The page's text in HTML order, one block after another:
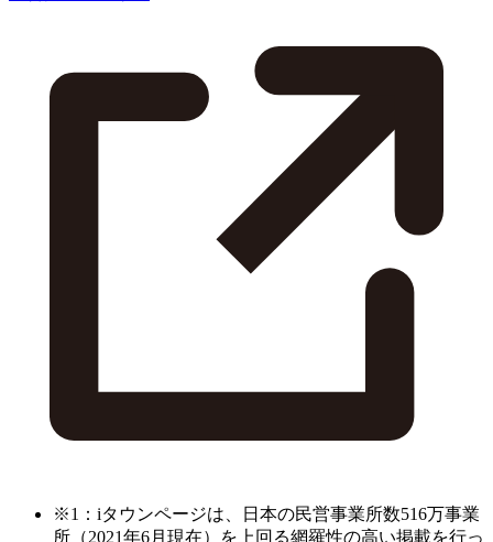
※1：iタウンページは、日本の民営事業所数516万事業
所（2021年6月現在）を上回る網羅性の高い掲載を行っ